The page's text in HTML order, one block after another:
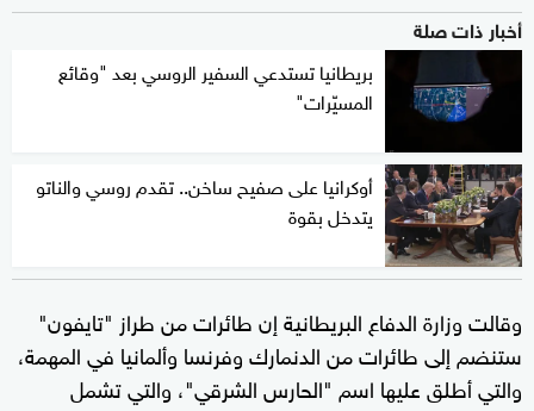
أخبار ذات صلة
بريطانيا تستدعي السفير الروسي بعد "وقائع
المسيّرات"
أوكرانيا على صفيح ساخن.. تقدم روسي والناتو
يتدخل بقوة
وقالت وزارة الدفاع البريطانية إن طائرات من طراز "تايفون"
ستنضم إلى طائرات من الدنمارك وفرنسا وألمانيا في المهمة،
والتي أطلق عليها اسم "الحارس الشرقي"، والتي تشمل